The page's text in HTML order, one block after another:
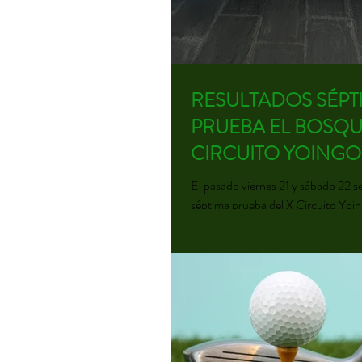
RESULTADOS
PRUEBA EL
CIRCUITO
El pasado viernes 21 y sábado 22 se celebró la
séptima prueba del X Circuito
día de golf aunque con mucho
del viernes. Al finalizar la jornada
celebró la entrega de premios y
entre todos los asistentes.